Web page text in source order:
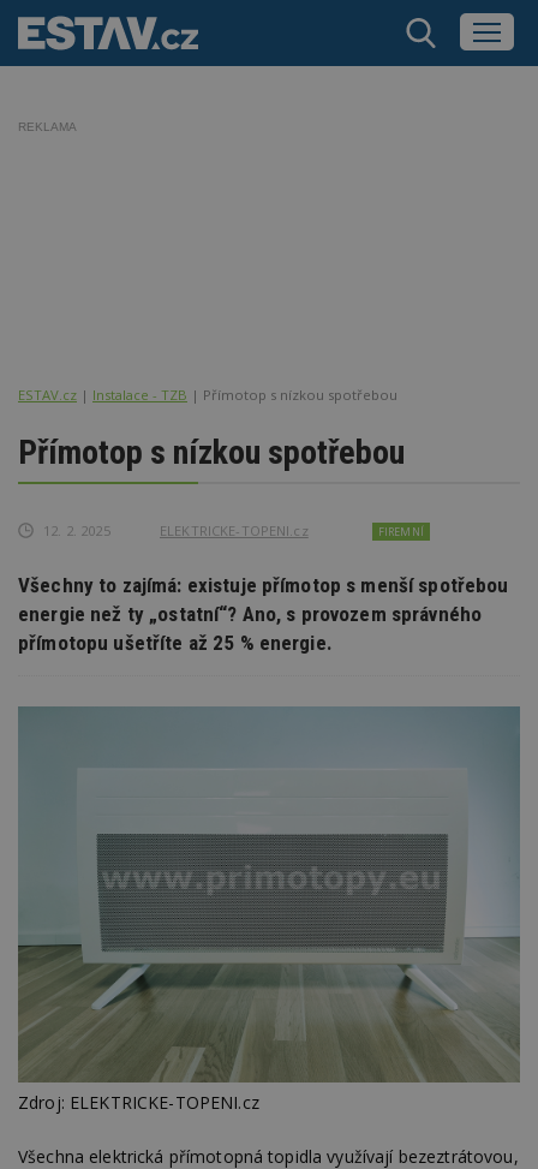
REKLAMA
ESTAV.cz Instalace - TZB Přímotop s nízkou spotřebou
Přímotop s nízkou spotřebou
12. 2. 2025 ELEKTRICKE-TOPENI.cz FIREMNÍ
Všechny to zajímá: existuje přímotop s menší spotřebou
energie než ty „ostatní“? Ano, s provozem správného
přímotopu ušetříte až 25 % energie.
Zdroj: ELEKTRICKE-TOPENI.cz
Všechna elektrická přímotopná topidla využívají bezeztrátovou,